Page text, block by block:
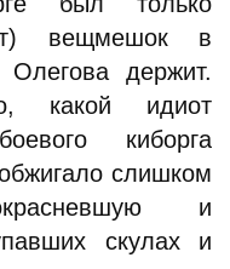
вещмешок в
держит.
какой идиот
киборга
слишком
и
скулах и